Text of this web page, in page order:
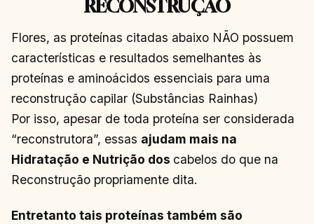
RECONSTRUÇÃO
Flores, as proteínas citadas abaixo NÃO possuem
características e resultados semelhantes às
proteínas e aminoácidos essenciais para uma
reconstrução capilar (Substâncias Rainhas)
Por isso, apesar de toda proteína ser considerada
“reconstrutora”, essas ajudam mais na
Hidratação e Nutrição dos cabelos do que na
Reconstrução propriamente dita.
Entretanto tais proteínas também são